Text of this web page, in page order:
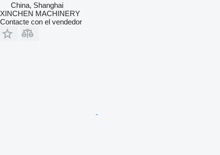
China, Shanghai
XINCHEN MACHINERY
Contacte con el vendedor